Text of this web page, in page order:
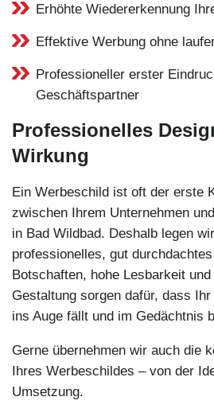
Erhöhte Wiedererkennung
Effektive Werbung ohne
Professioneller erster
Geschäftspartner
Professionelles
Wirkung
Ein Werbeschild ist oft der erste
zwischen Ihrem Unternehmen
in Bad Wildbad. Deshalb legen
professionelles, gut
Botschaften, hohe Lesbarkeit
Gestaltung sorgen dafür, dass
ins Auge fällt und im Gedächtnis
Gerne übernehmen wir auch die
Ihres Werbeschildes – von der
Umsetzung.